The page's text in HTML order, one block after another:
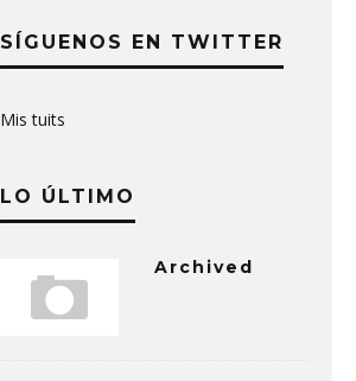
SÍGUENOS EN TWITTER
Mis tuits
LO ÚLTIMO
Archived